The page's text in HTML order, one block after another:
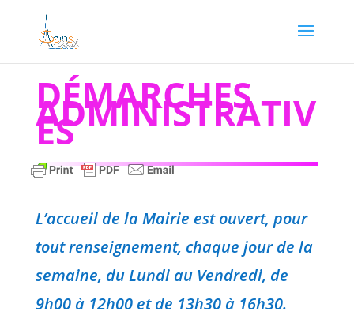
DÉMARCHES
ADMINISTRATIV
ES
L’accueil de la Mairie est ouvert, pour
tout renseignement, chaque jour de la
semaine, du Lundi au Vendredi, de
9h00 à 12h00 et de 13h30 à 16h30.